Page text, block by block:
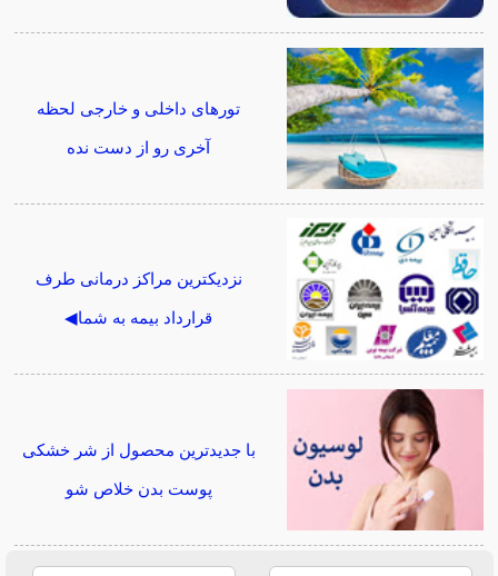
تورهای داخلی و خارجی لحظه
آخری رو از دست نده
نزدیکترین مراکز درمانی طرف
قرارداد بیمه به شما◀
با جدیدترین محصول از شر خشکی
پوست بدن خلاص شو